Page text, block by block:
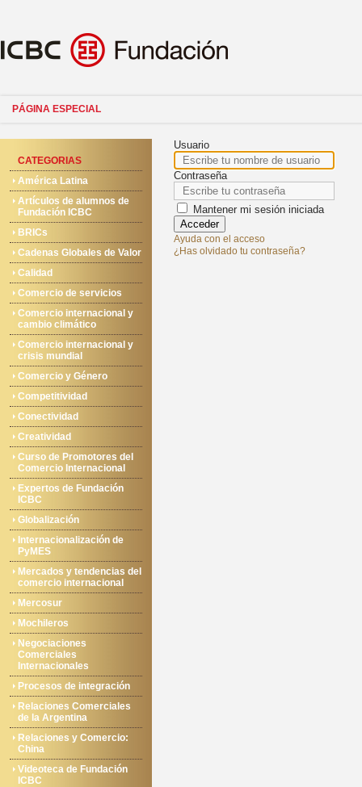
PÁGINA ESPECIAL
CATEGORIAS
América Latina
Artículos de alumnos de
Fundación ICBC
BRICs
Cadenas Globales de Valor
Calidad
Comercio de servicios
Comercio internacional y
cambio climático
Comercio internacional y
crisis mundial
Comercio y Género
Competitividad
Conectividad
Creatividad
Curso de Promotores del
Comercio Internacional
Expertos de Fundación
ICBC
Globalización
Internacionalización de
PyMES
Mercados y tendencias del
comercio internacional
Mercosur
Mochileros
Negociaciones
Comerciales
Internacionales
Procesos de integración
Relaciones Comerciales
de la Argentina
Relaciones y Comercio:
China
Videoteca de Fundación
ICBC
Usuario
Contraseña
Mantener mi sesión iniciada
Acceder
Ayuda con el acceso
¿Has olvidado tu contraseña?